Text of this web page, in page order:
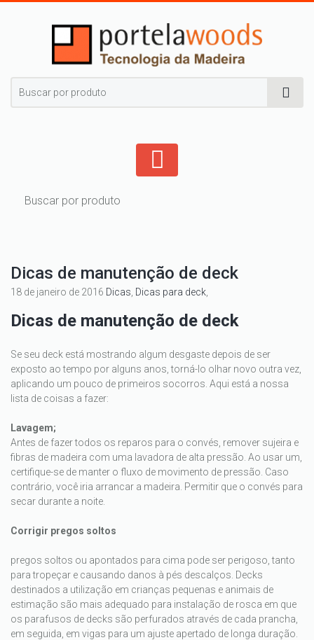
Dicas de manutenção de deck
18 de janeiro de 2016 Dicas Dicas para deck
Dicas de manutenção de deck
Se seu deck está mostrando algum desgaste depois de ser
exposto ao tempo por alguns anos, torná-lo olhar novo outra vez,
aplicando um pouco de primeiros socorros. Aqui está a nossa
lista de coisas a fazer:
Lavagem;
Antes de fazer todos os reparos para o convés, remover sujeira e
fibras de madeira com uma lavadora de alta pressão. Ao usar um,
certifique-se de manter o fluxo de movimento de pressão. Caso
contrário, você iria arrancar a madeira. Permitir que o convés para
secar durante a noite.
Corrigir pregos soltos
pregos soltos ou apontados para cima pode ser perigoso, tanto
para tropeçar e causando danos à pés descalços. Decks
destinados a utilização em crianças pequenas e animais de
estimação são mais adequado para instalação de rosca em que
os parafusos de decks são perfurados através de cada prancha,
em seguida, em vigas para um ajuste apertado de longa duração.